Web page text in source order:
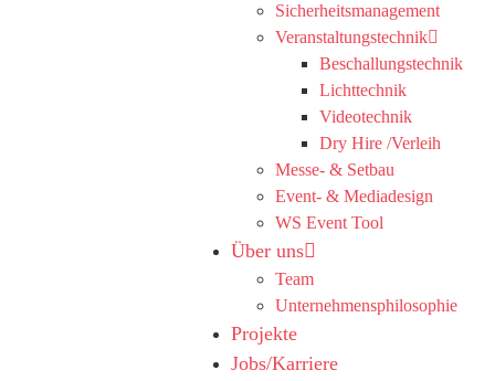
Sicherheitsmanagement
Veranstaltungstechnik
Beschallungstechnik
Lichttechnik
Videotechnik
Dry Hire /Verleih
Messe- & Setbau
Event- & Mediadesign
WS Event Tool
Über uns
Team
Unternehmensphilosophie
Projekte
Jobs/Karriere